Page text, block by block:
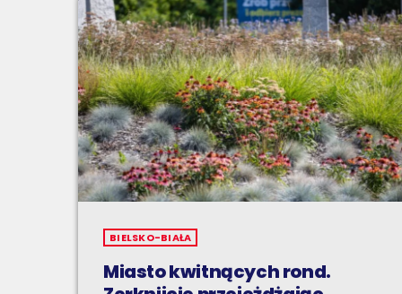
BIELSKO-BIAŁA
Miasto kwitnących rond.